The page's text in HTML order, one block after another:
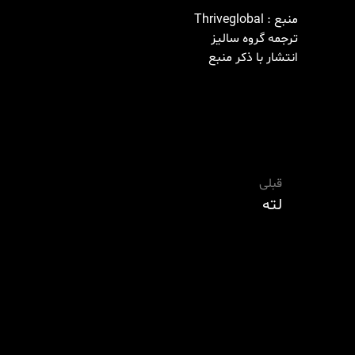
منبع : Thriveglobal
ترجمه گروه سالیز
انتشار با ذکر منبع
قبلی
لته